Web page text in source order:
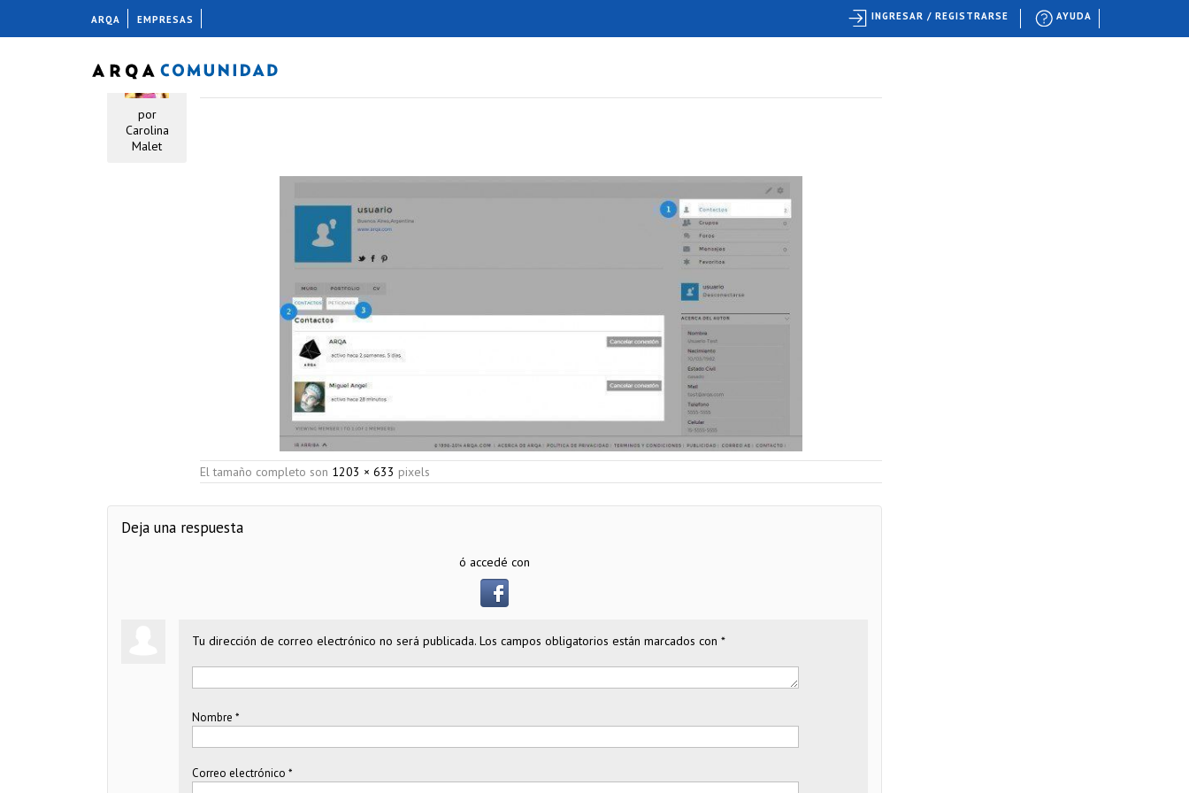
por
Carolina
Malet
El tamaño completo son 1203 × 633 pixels
Deja una respuesta
ó accedé con
Tu dirección de correo electrónico no será publicada. Los campos obligatorios están marcados con *
Nombre *
Correo electrónico *
ARQA EMPRESAS AYUDA
INGRESAR / REGISTRARSE